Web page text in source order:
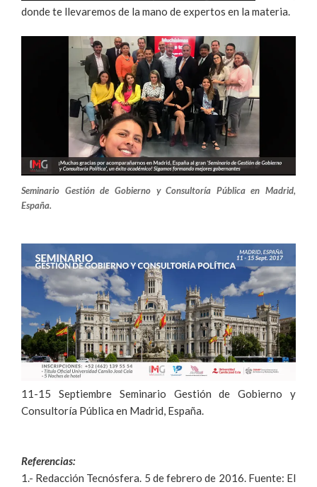
donde te llevaremos de la mano de expertos en la materia.
Seminario Gestión de Gobierno y Consultoría Pública en Madrid,
España.
11-15 Septiembre Seminario Gestión de Gobierno y
Consultoría Pública en Madrid, España.
Referencias:
1.- Redacción Tecnósfera. 5 de febrero de 2016. Fuente: El